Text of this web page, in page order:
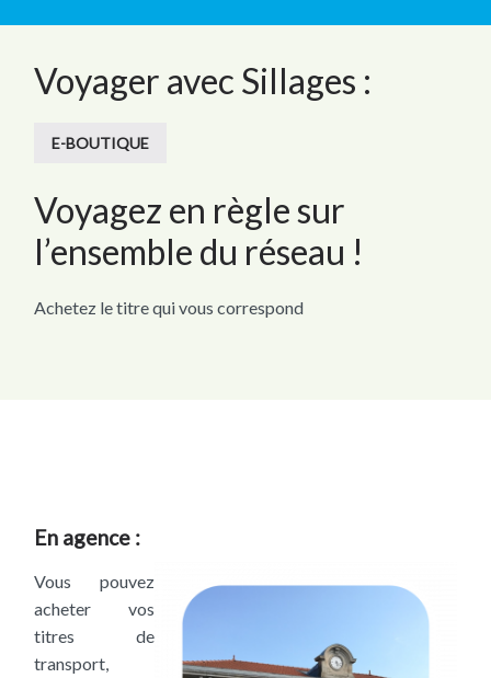
Voyager avec Sillages :
E-BOUTIQUE
Voyagez en règle sur
l’ensemble du réseau !
Achetez le titre qui vous correspond
En agence :
Vous pouvez
acheter vos
titres de
transport,